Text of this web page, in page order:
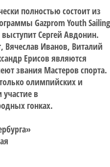
полностью состоит из
Gazprom Youth Sailing
выступит Сергей Авдонин.
Вячеслав Иванов, Виталий
Ерисов являются
звания Мастеров спорта.
олимпийских и
в
гонках.